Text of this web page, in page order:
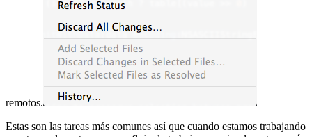
remotos.
Estas son las tareas más comunes así que cuando estamos trabajando